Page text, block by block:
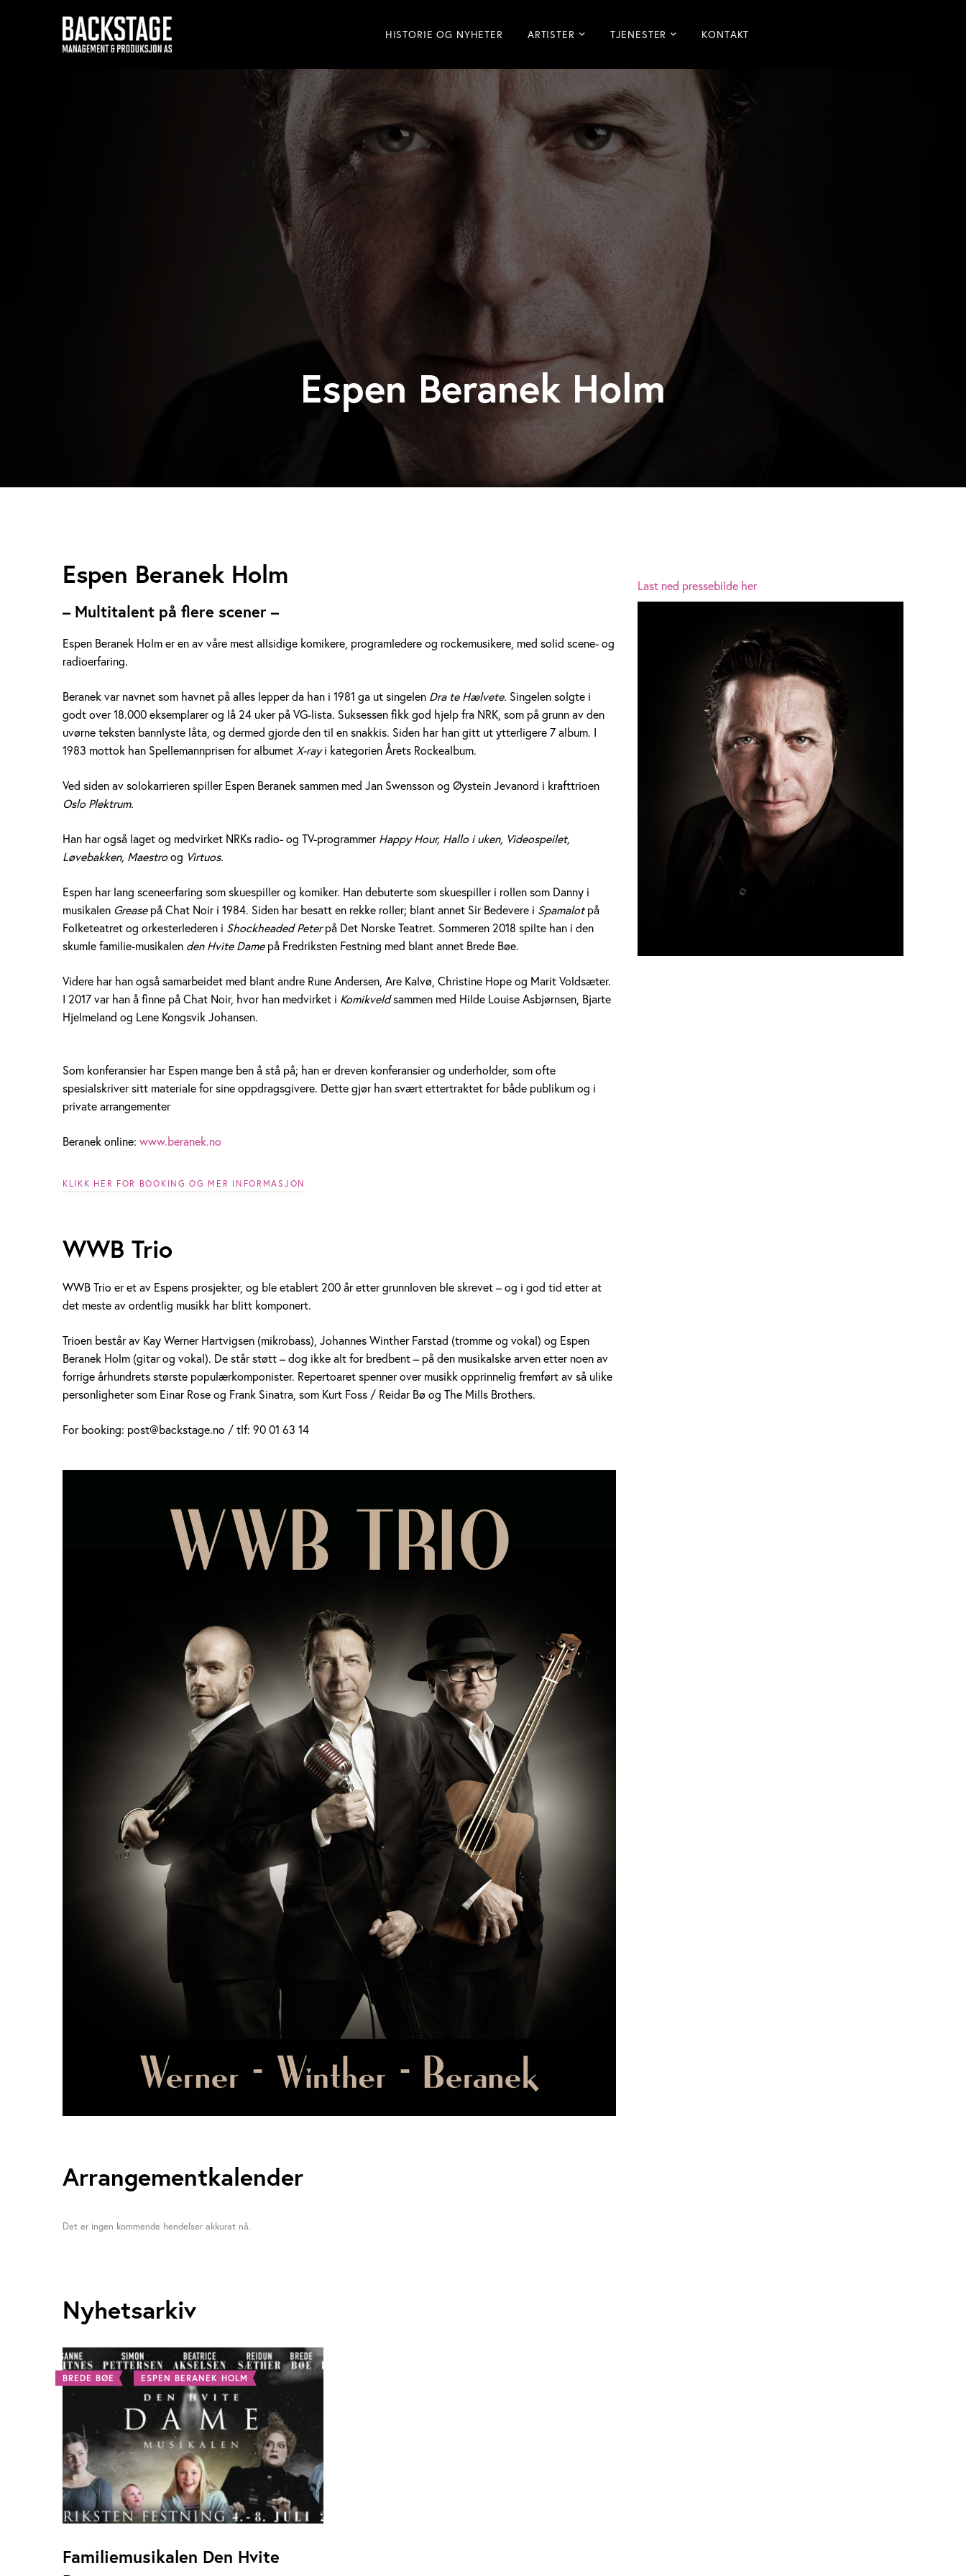
HISTORIE OG NYHETER ARTISTER TJENESTER KONTAKT
Espen Beranek Holm
E
p
e
n
B
e
r
a
n
e
k
H
o
l
m
Espen Beranek Holm
– Multitalent på flere scener –
Espen Beranek Holm er en av våre mest allsidige komikere, programledere og rockemusikere, med solid scene- og
radioerfaring.
Beranek var navnet som havnet på alles lepper da han i 1981 ga ut singelen Dra te Hælvete. Singelen solgte i
godt over 18.000 eksemplarer og lå 24 uker på VG-lista. Suksessen fikk god hjelp fra NRK, som på grunn av den
uvørne teksten bannlyste låta, og dermed gjorde den til en snakkis. Siden har han gitt ut ytterligere 7 album. I
1983 mottok han Spellemannprisen for albumet X-rayi kategorien Årets Rockealbum.
Ved siden av solokarrieren spiller Espen Beranek sammen med Jan Swensson og Øystein Jevanord i krafttrioen
Oslo Plektrum.
Han har også laget og medvirket NRKs radio- og TV-programmerHappy Hour, Hallo i uken, Videospeilet,
Løvebakken, Maestroog Virtuos.
Espen har lang sceneerfaring som skuespiller og komiker. Han debuterte som skuespiller i rollen som Danny i
musikalen Greasepå Chat Noir i 1984. Siden har besatt en rekke roller; blant annet Sir Bedevere i Spamalotpå
Folketeatret og orkesterlederen i Shockheaded Peterpå Det Norske Teatret. Sommeren 2018 spilte han i den
skumle familie-musikalen den Hvite Damepå Fredriksten Festning med blant annet Brede Bøe.
Videre har han også samarbeidet med blant andre Rune Andersen, Are Kalvø, Christine Hope og Marit Voldsæter.
I 2017 var han å finne på Chat Noir, hvor han medvirket i Komikveldsammen med Hilde Louise Asbjørnsen, Bjarte
Hjelmeland og Lene Kongsvik Johansen.
Som konferansier har Espen mange ben å stå på; han er dreven konferansier og underholder, som ofte
spesialskriver sitt materiale for sine oppdragsgivere. Dette gjør han svært ettertraktet for både publikum og i
private arrangementer
Beranek online: www.beranek.no
KLIKK HER FOR BOOKING OG MER INFORMASJON
WWB Trio
WWB Trio er et av Espens prosjekter, og ble etablert 200 år etter grunnloven ble skrevet – og i god tid etter at
det meste av ordentlig musikk har blitt komponert.
Trioen består av Kay Werner Hartvigsen (mikrobass), Johannes Winther Farstad (tromme og vokal) og Espen
Beranek Holm (gitar og vokal). De står støtt – dog ikke alt for bredbent – på den musikalske arven etter noen av
forrige århundrets største populærkomponister. Repertoaret spenner over musikk opprinnelig fremført av så ulike
personligheter som Einar Rose og Frank Sinatra, som Kurt Foss / Reidar Bø og The Mills Brothers.
For booking: post@backstage.no / tlf: 90 01 63 14
Arrangementkalender
Det er ingen kommende hendelser akkurat nå.
Last ned pressebilde her
Nyhetsarkiv
BREDE BØE ESPEN BERANEK HOLM
Familiemusikalen Den Hvite